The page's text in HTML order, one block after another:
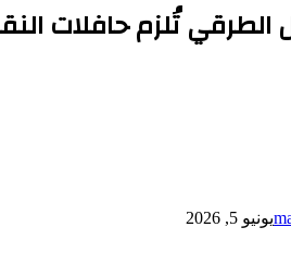
تُلزم حافلات
يونيو 5, 2026